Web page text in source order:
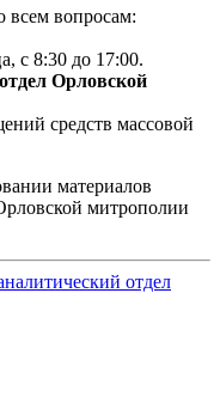
всем вопросам:
с 8:30 до 17:00.
Орловской
средств массовой
материалов
митрополии
отдел